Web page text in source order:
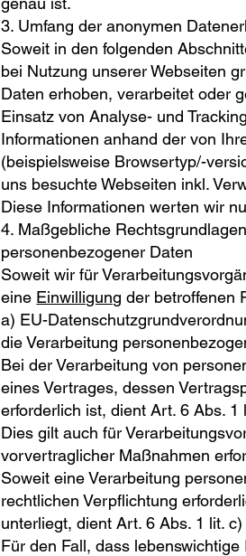
3. Umfang der anonymen
Soweit in den folgenden
bei Nutzung unserer Webseiten
Daten erhoben, verarbeitet oder
Einsatz von Analyse- und
Informationen anhand der von
(beispielsweise Browsertyp/-
uns besuchte Webseiten inkl.
Diese Informationen werten wir
4. Maßgebliche
personenbezogener Daten
Soweit wir für
eine Einwilligung der betroffenen
a) EU-
die Verarbeitung
Bei der Verarbeitung von
eines Vertrages, dessen
erforderlich ist, dient Art. 6 Abs.
Dies gilt auch für
vorvertraglicher Maßnahmen
Soweit eine Verarbeitung
rechtlichen Verpflichtung
unterliegt, dient Art. 6 Abs. 1 lit.
Für den Fall, dass